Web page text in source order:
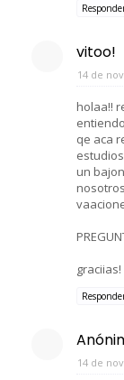
vitoo!
14 de
holaa!!
qe aca
un
14 de